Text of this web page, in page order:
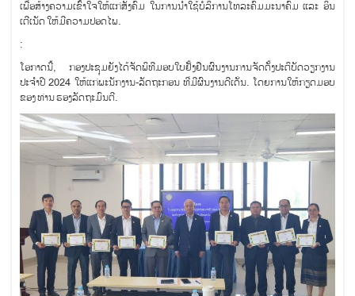
ເພື່ອສ້າງຄວາມເຂົ້າໃຈໃຫ້ແກ່ສັງຄົມ ໃນການນຳໃຊ້ບໍລິການໂທລະຄົມມະນາຄົມ ແລະ ອິນ
ເຕີເນັດ ໃຫ້ມີຄວາມປອດໄພ.
:
ໂອກາດນີ້, ກອງປະຊຸມຍັງໄດ້ຈັດພິທີມອບໃບຢັ້ງຢືນຜົນງານການຈັດຕັ້ງປະຕິບັດວຽກງານ
ປະຈຳປີ 2024 ໃຫ້ແກ່ພະນັກງານ-ລັດຖະກອນ ທີ່ມີຜົນງານດີເດັ່ນ. ໂດຍການໃຫ້ກຽດມອບ
ຂອງ ທ່ານ ຮອງລັດຖະມົນຕີ.